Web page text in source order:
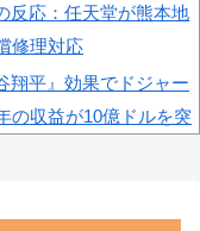
反応：任天堂が熊本地
修理対応
翔平』効果でドジャー
の収益が10億ドルを突
彼らこそ真のヒーロー